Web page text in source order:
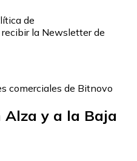
de
la Newsletter de
comerciales de Bitnovo
Alza y a la Baja